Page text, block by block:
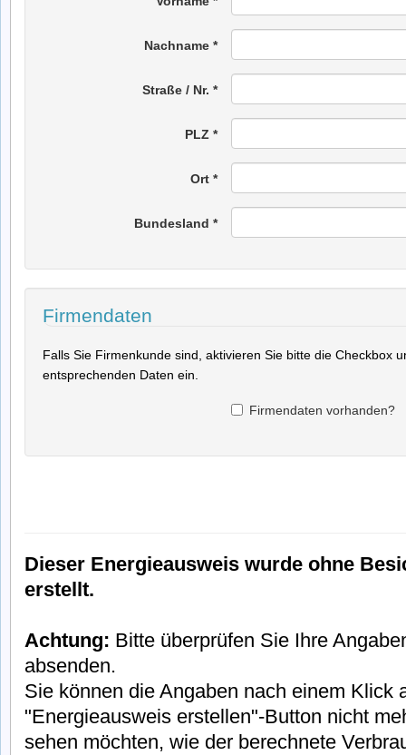
Nachname*
Straße / Nr.*
PLZ*
Ort*
Bundesland*
Firmendaten
Falls Sie Firmenkunde sind, aktivieren Sie bitte die Checkbox
entsprechenden Daten ein.
Firmendaten vorhanden?
Dieser Energieausweis wurde ohne
erstellt.
Achtung: Bitte überprüfen Sie Ihre
absenden.
Sie können die Angaben nach einem Klick
"Energieausweis erstellen"-Button nicht
sehen möchten, wie der berechnete